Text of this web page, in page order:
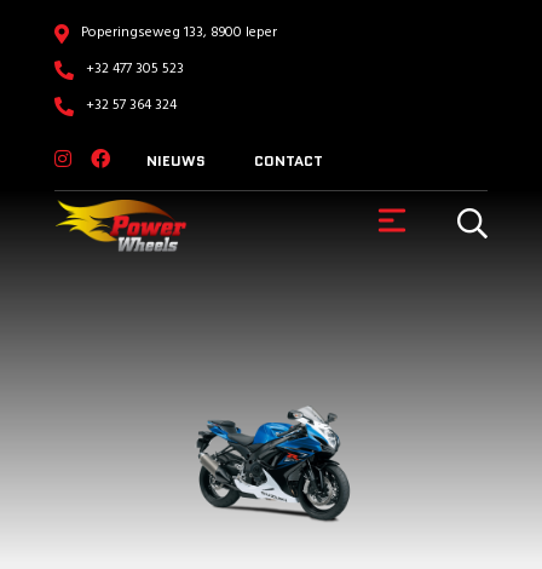
Poperingseweg 133, 8900 Ieper
+32 477 305 523
+32 57 364 324
NIEUWS CONTACT